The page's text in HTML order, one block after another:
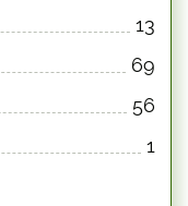
13
69
56
1